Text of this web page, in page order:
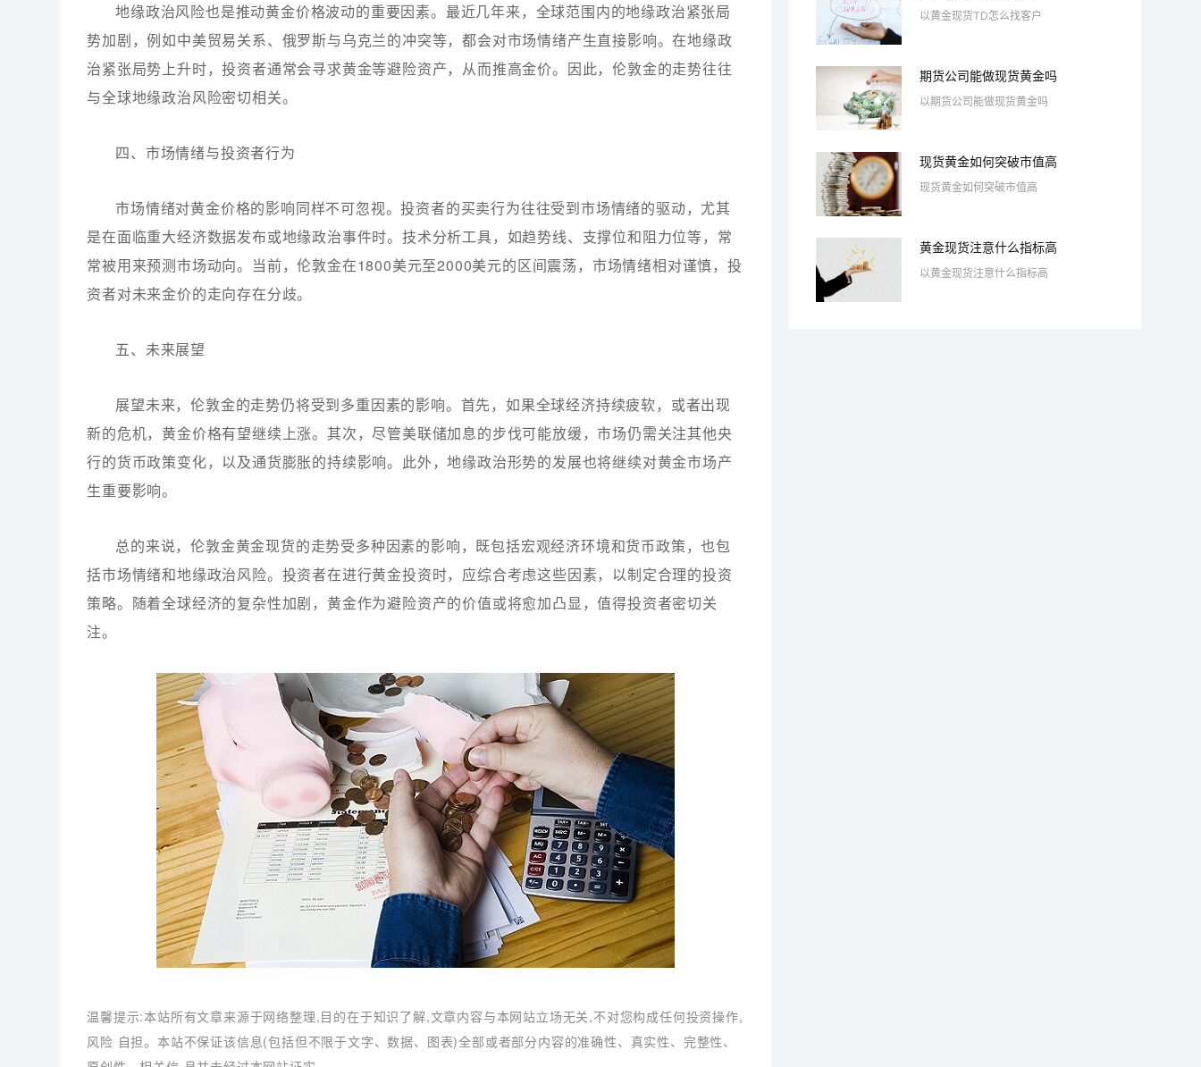
地缘政治风险也是推动黄金价格波动的重要因素。最近几年来，全球范围内的地缘政治紧张局
势加剧，例如中美贸易关系、俄罗斯与乌克兰的冲突等，都会对市场情绪产生直接影响。在地缘政
治紧张局势上升时，投资者通常会寻求黄金等避险资产，从而推高金价。因此，伦敦金的走势往往
与全球地缘政治风险密切相关。
四、市场情绪与投资者行为
市场情绪对黄金价格的影响同样不可忽视。投资者的买卖行为往往受到市场情绪的驱动，尤其
是在面临重大经济数据发布或地缘政治事件时。技术分析工具，如趋势线、支撑位和阻力位等，常
常被用来预测市场动向。当前，伦敦金在1800美元至2000美元的区间震荡，市场情绪相对谨慎，投
资者对未来金价的走向存在分歧。
五、未来展望
展望未来，伦敦金的走势仍将受到多重因素的影响。首先，如果全球经济持续疲软，或者出现
新的危机，黄金价格有望继续上涨。其次，尽管美联储加息的步伐可能放缓，市场仍需关注其他央
行的货币政策变化，以及通货膨胀的持续影响。此外，地缘政治形势的发展也将继续对黄金市场产
生重要影响。
总的来说，伦敦金黄金现货的走势受多种因素的影响，既包括宏观经济环境和货币政策，也包
括市场情绪和地缘政治风险。投资者在进行黄金投资时，应综合考虑这些因素，以制定合理的投资
策略。随着全球经济的复杂性加剧，黄金作为避险资产的价值或将愈加凸显，值得投资者密切关
注。
温馨提示:本站所有文章来源于网络整理,目的在于知识了解,文章内容与本网站立场无关,不对您构成任何投资操作,
风险 自担。本站不保证该信息(包括但不限于文字、数据、图表)全部或者部分内容的准确性、真实性、完整性、
以黄金现货TD怎么找客户
期货公司能做现货黄金吗
以期货公司能做现货黄金吗
现货黄金如何突破市值高
现货黄金如何突破市值高
黄金现货注意什么指标高
以黄金现货注意什么指标高